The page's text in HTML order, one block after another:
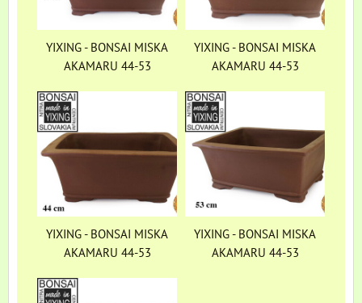
YIXING - BONSAI MISKA
AKAMARU 44-53
YIXING - BONSAI MISKA
AKAMARU 44-53
YIXING - BONSAI MISKA
AKAMARU 44-53
YIXING - BONSAI MISKA
AKAMARU 44-53